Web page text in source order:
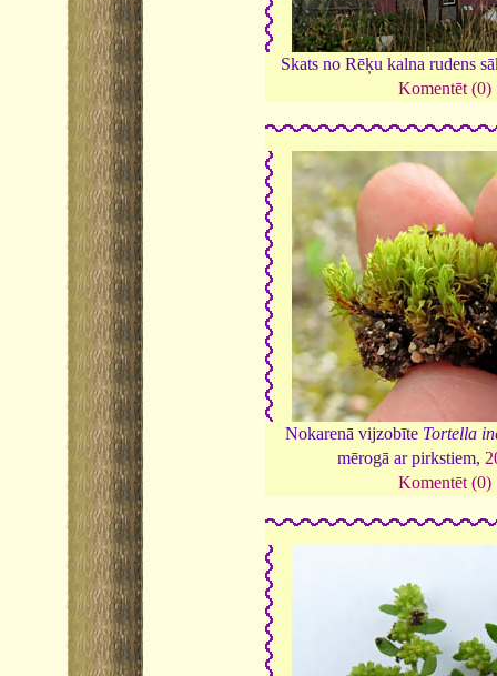
Skats no Rēķu kalna rudens
Komentēt (0)
Nokarenā vijzobīte Tortella
mērogā ar pirkstiem,
Komentēt (0)